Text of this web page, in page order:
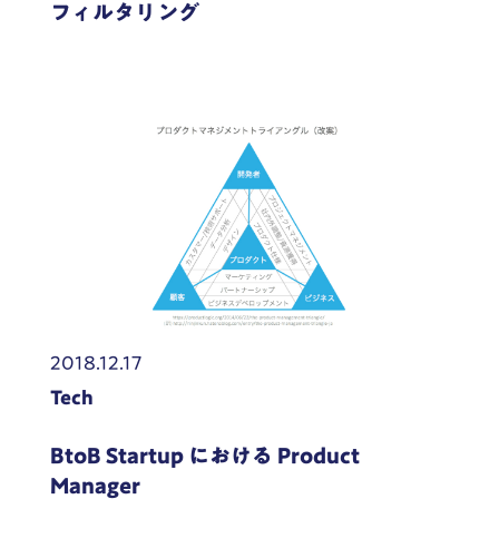
フィルタリング
2018.12.17
Tech
BtoB Startup における Product
Manager